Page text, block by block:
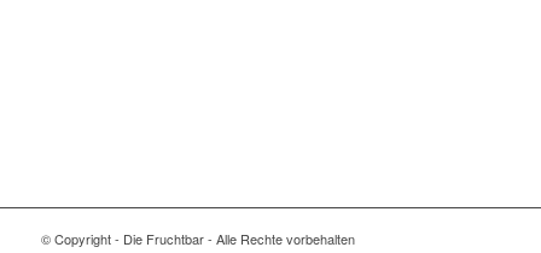
© Copyright - Die Fruchtbar - Alle Rechte vorbehalten